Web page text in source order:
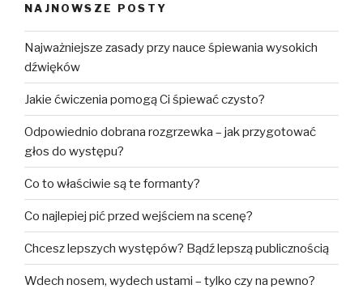
NAJNOWSZE POSTY
Najważniejsze zasady przy nauce śpiewania wysokich
dźwięków
Jakie ćwiczenia pomogą Ci śpiewać czysto?
Odpowiednio dobrana rozgrzewka – jak przygotować
głos do występu?
Co to właściwie są te formanty?
Co najlepiej pić przed wejściem na scenę?
Chcesz lepszych występów? Bądź lepszą publicznością
Wdech nosem, wydech ustami – tylko czy na pewno?